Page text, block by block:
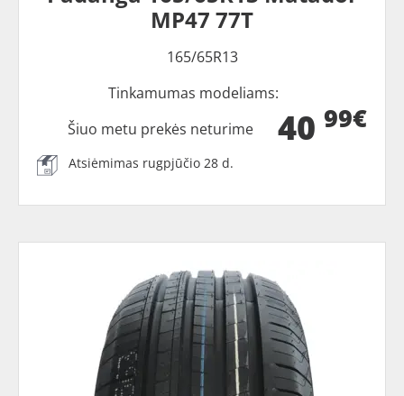
MP47 77T
165/65R13
Tinkamumas modeliams:
40 99€
Šiuo metu prekės neturime
Atsiėmimas rugpjūčio 28 d.